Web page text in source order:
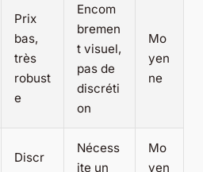
Prix
bas,
très
robust
e
Encom
bremen
t visuel,
pas de
discréti
on
Mo
yen
ne
Discr
Nécess
ite un
Mo
yen